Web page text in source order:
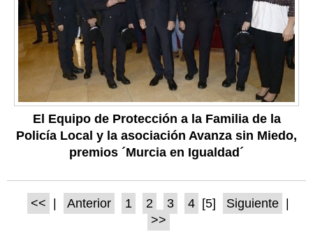
El Equipo de Protección a la Familia de la
Policía Local y la asociación Avanza sin Miedo,
premios ´Murcia en Igualdad´
<< Anterior 1 2 3 4 [5] Siguiente
>>